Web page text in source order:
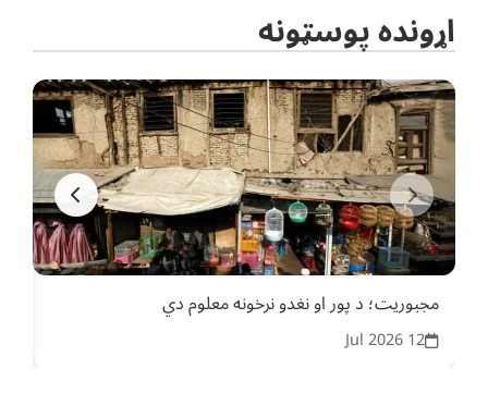
اړونده پوسټونه
مجبوریت؛ د پور او نغدو نرخونه معلوم دي
12 Jul 2026